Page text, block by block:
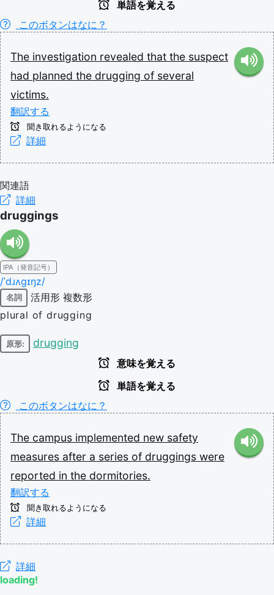
単語を覚える
このボタンはなに？
The investigation revealed that the suspect
had planned the drugging of several
victims.
翻訳する
聞き取れるようになる
詳細
関連語
詳細
druggings
IPA（発音記号）
/ˈdɹʌɡɪŋz/
名詞 活用形 複数形
plural of drugging
原形: drugging
意味を覚える
単語を覚える
このボタンはなに？
The campus implemented new safety
measures after a series of druggings were
reported in the dormitories.
翻訳する
聞き取れるようになる
詳細
詳細
loading!